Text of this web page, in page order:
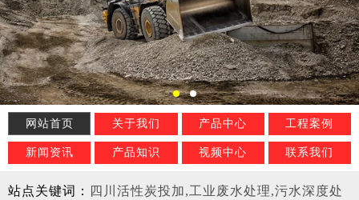
网站首页 关于我们 产品中心 工程案例
新闻资讯 产品知识 视频中心 联系我们
站点关键词：
四川活性炭投加,工业废水处理,污水深度处